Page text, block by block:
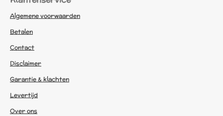
Algemene voorwaarden
Betalen
Contact
Disclaimer
Garantie & klachten
Levertijd
Over ons